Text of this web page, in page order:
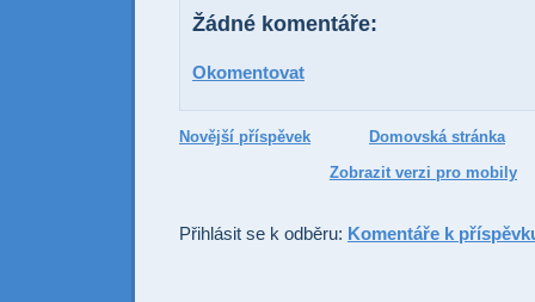
Žádné komentáře:
Okomentovat
Novější příspěvek
Domovská stránka
Zobrazit verzi pro mobily
Přihlásit se k odběru: Komentáře k